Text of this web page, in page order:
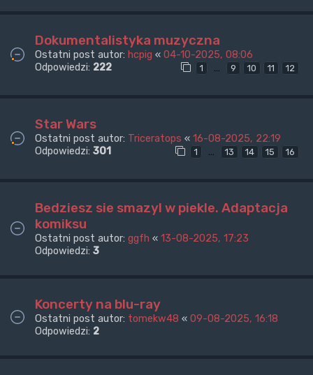
Dokumentalistyka muzyczna
Ostatni post autor: hcpig « 04-10-2025, 08:06
Odpowiedzi: 222 1 … 9 10 11 12
Star Wars
Ostatni post autor: Triceratops « 16-08-2025, 22:19
Odpowiedzi: 301 1 … 13 14 15 16
Bedziesz sie smazyl w piekle. Adaptacja
komiksu
Ostatni post autor: ggfh « 13-08-2025, 17:23
Odpowiedzi: 3
Koncerty na blu-ray
Ostatni post autor: tomekw48 « 09-08-2025, 16:18
Odpowiedzi: 2